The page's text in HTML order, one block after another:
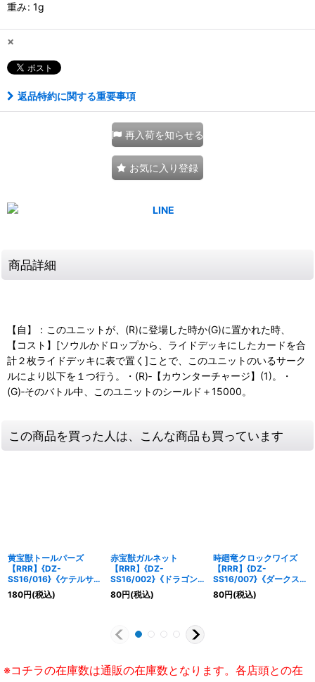
重み: 1g
×
返品特約に関する重要事項
再入荷を知らせる
お気に入り登録
商品詳細
【自】：このユニットが、(R)に登場した時か(G)に置かれた時、
【コスト】[ソウルかドロップから、ライドデッキにしたカードを合
計２枚ライドデッキに表で置く]ことで、このユニットのいるサーク
ルにより以下を１つ行う。・(R)‐【カウンターチャージ】(1)。・
(G)‐そのバトル中、このユニットのシールド＋15000。
この商品を買った人は、こんな商品も買っています
黄宝獣トールパーズ
【RRR】{DZ-
SS16/016}《ケテルサン
クチュアリ》
180円(税込)
赤宝獣ガルネット
【RRR】{DZ-
SS16/002}《ドラゴン
エンパイア》
80円(税込)
時廻竜クロックワイズ
【RRR】{DZ-
SS16/007}《ダークス
テイツ》
80円(税込)
※コチラの在庫数は通販の在庫数となります。各店頭との在